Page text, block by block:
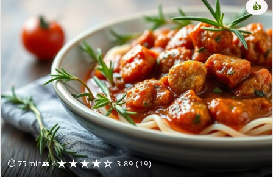
⏱ 75 min👥 4★★★★☆ 3.89 (19)
👍